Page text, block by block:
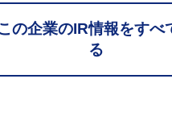
の企業のIR情報をすべ
る